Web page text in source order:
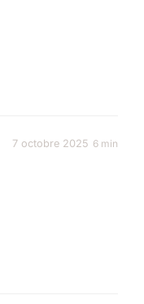
7 octobre 2025 6 min